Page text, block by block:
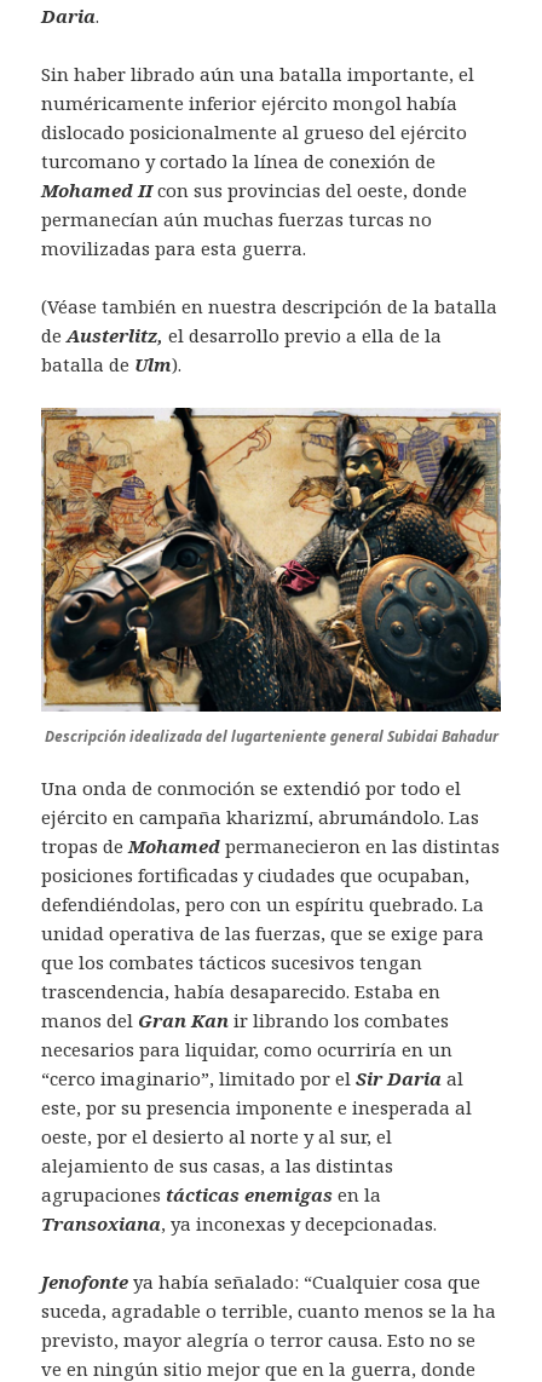
Daria.
Sin haber librado aún una batalla importante, el
numéricamente inferior ejército mongol había
dislocado posicionalmente al grueso del ejército
turcomano y cortado la línea de conexión de
Mohamed IIcon sus provincias del oeste, donde
permanecían aún muchas fuerzas turcas no
movilizadas para esta guerra.
(Véase también en nuestra descripción de la batalla
deAusterlitz, el desarrollo previo a ella de la
batalla de Ulm).
Descripción idealizada del lugarteniente general Subidai Bahadur
Una onda de conmoción se extendió por todo el
ejército en campaña kharizmí, abrumándolo. Las
tropas deMohamed permanecieron en las distintas
posiciones fortificadas y ciudades que ocupaban,
defendiéndolas, pero con un espíritu quebrado. La
unidad operativa de las fuerzas, que se exige para
que los combates tácticos sucesivos tengan
trascendencia, había desaparecido. Estaba en
manos del Gran Kan ir librando los combates
necesarios para liquidar, como ocurriría en un
“cerco imaginario”, limitado por elSir Daria al
este, por su presencia imponente e inesperada al
oeste, por el desierto al norte y al sur, el
alejamiento de sus casas, a las distintas
agrupaciones tácticas enemigas en la
Transoxiana, ya inconexas y decepcionadas.
Jenofonte ya había señalado: “Cualquier cosa que
suceda, agradable o terrible, cuanto menos se la ha
previsto, mayor alegría o terror causa. Esto no se
ve en ningún sitio mejor que en la guerra, donde